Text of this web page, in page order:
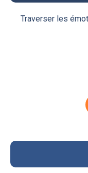
Traverser les